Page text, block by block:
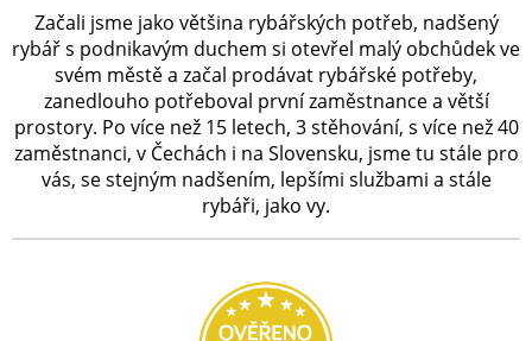
Začali jsme jako většina rybářských potřeb, nadšený
rybář s podnikavým duchem si otevřel malý obchůdek ve
svém městě a začal prodávat rybářské potřeby,
zanedlouho potřeboval první zaměstnance a větší
prostory. Po více než 15 letech, 3 stěhování, s více než 40
zaměstnanci, v Čechách i na Slovensku, jsme tu stále pro
vás, se stejným nadšením, lepšími službami a stále
rybáři, jako vy.